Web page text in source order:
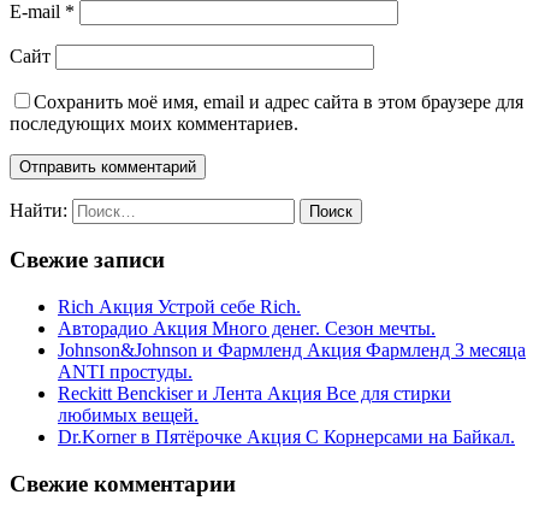
E-mail *
Сайт
Сохранить моё имя, email и адрес сайта в этом браузере для
последующих моих комментариев.
Найти:
Свежие записи
Rich Акция Устрой себе Rich.
Авторадио Акция Много денег. Сезон мечты.
Johnson&Johnson и Фармленд Акция Фармленд 3 месяца
ANTI простуды.
Reckitt Benckiser и Лента Акция Все для стирки
любимых вещей.
Dr.Korner в Пятёрочке Акция С Корнерсами на Байкал.
Свежие комментарии